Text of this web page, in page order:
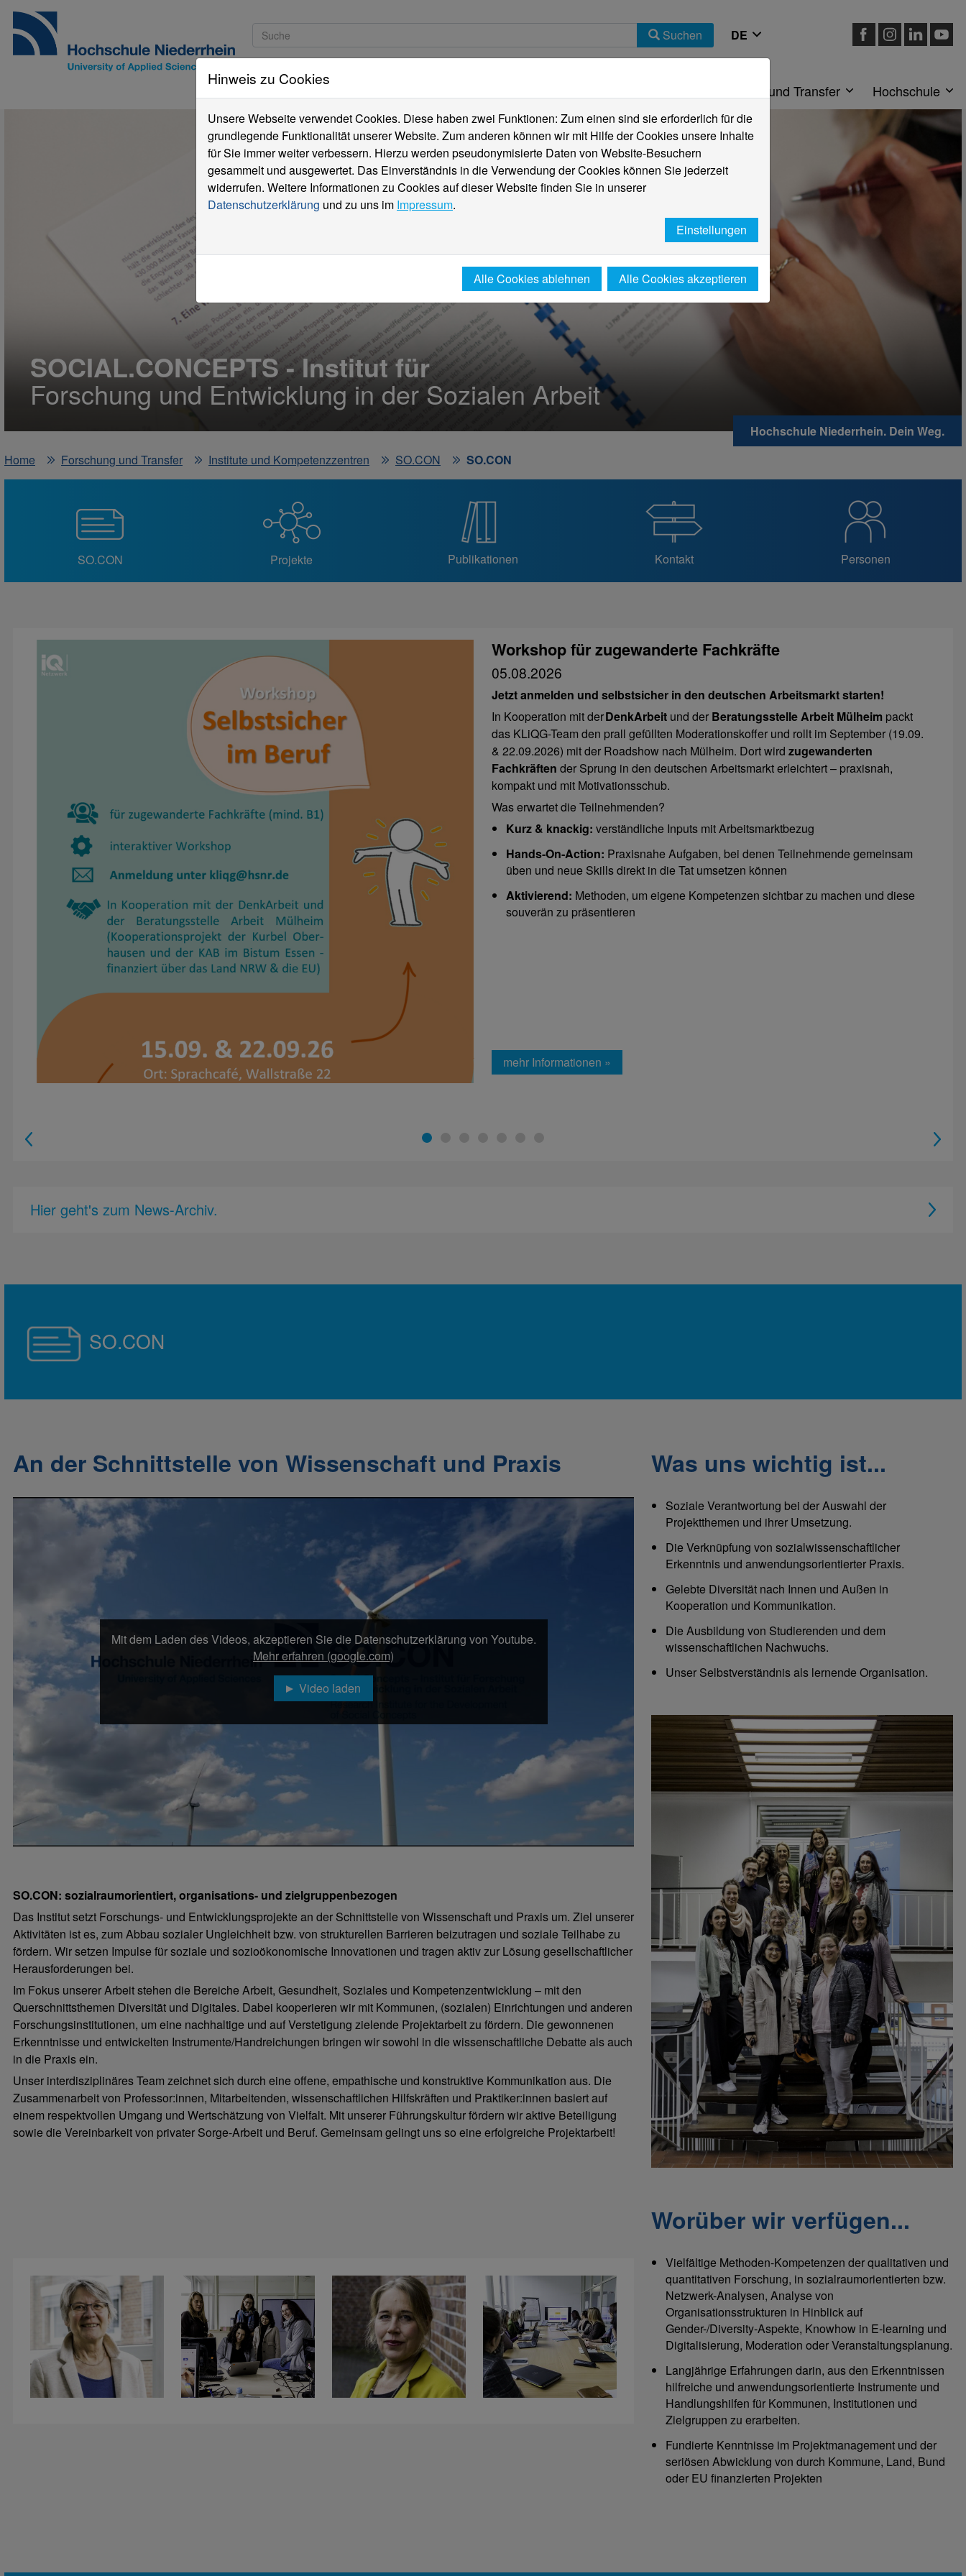
Suchen
Studieninteressierte Forschung und Transfer Hochschule
SOCIAL.CONCEPTS - Institut für
Forschung und Entwicklung in der Sozialen Arbeit
Hochschule Niederrhein. Dein Weg.
Home
Forschung und Transfer Institute und Kompetenzzentren SO.CON SO.CON
SO.CON Projekte Publikationen Kontakt Personen
Workshop für zugewanderte Fachkräfte
05.08.2026
Jetzt anmelden und selbstsicher in den deutschen Arbeitsmarkt starten!
In Kooperation mit derDenkArbeit und der Beratungsstelle Arbeit Mülheim packt
das KLiQG-Team den prall gefüllten Moderationskoffer und rollt im September (19.09.
& 22.09.2026) mit der Roadshow nach Mülheim. Dort wird zugewanderten
Fachkräften der Sprung in den deutschen Arbeitsmarkt erleichtert – praxisnah,
kompakt und mit Motivationsschub.
Was erwartet die Teilnehmenden?
Kurz & knackig: verständliche Inputs mit Arbeitsmarktbezug
Hands‑On‑Action: Praxisnahe Aufgaben, bei denen Teilnehmende gemeinsam
üben und neue Skills direkt in die Tat umsetzen können
Aktivierend: Methoden, um eigene Kompetenzen sichtbar zu machen und diese
souverän zu präsentieren
mehr Informationen »
1
Hier geht's zum News-Archiv.
SO.CON
An der Schnittstelle von Wissenschaft und Praxis
Mit dem Laden des Videos, akzeptieren Sie die Datenschutzerklärung von Youtube.
Mehr erfahren (google.com)
Video laden
SO.CON: sozialraumorientiert, organisations- und zielgruppenbezogen
Das Institut setzt Forschungs- und Entwicklungsprojekte an der Schnittstelle von Wissenschaft und Praxis um. Ziel unserer
Aktivitäten ist es, zum Abbau sozialer Ungleichheit bzw. von strukturellen Barrieren beizutragen und soziale Teilhabe zu
fördern. Wir setzen Impulse für soziale und sozioökonomische Innovationen und tragen aktiv zur Lösung gesellschaftlicher
Herausforderungen bei.
Im Fokus unserer Arbeit stehen die Bereiche Arbeit, Gesundheit, Soziales und Kompetenzentwicklung – mit den
Querschnittsthemen Diversität und Digitales. Dabei kooperieren wir mit Kommunen, (sozialen) Einrichtungen und anderen
Forschungsinstitutionen, um eine nachhaltige und auf Verstetigung zielende Projektarbeit zu fördern. Die gewonnenen
Erkenntnisse und entwickelten Instrumente/Handreichungen bringen wir sowohl in die wissenschaftliche Debatte als auch
in die Praxis ein.
Unser interdisziplinäres Team zeichnet sich durch eine offene, empathische und konstruktive Kommunikation aus. Die
Zusammenarbeit von Professor:innen, Mitarbeitenden, wissenschaftlichen Hilfskräften und Praktiker:innen basiert auf
einem respektvollen Umgang und Wertschätzung von Vielfalt. Mit unserer Führungskultur fördern wir aktive Beteiligung
sowie die Vereinbarkeit von privater Sorge-Arbeit und Beruf. Gemeinsam gelingt uns so eine erfolgreiche Projektarbeit!
Was uns wichtig ist...
Soziale Verantwortung bei der Auswahl der
Projektthemen und ihrer Umsetzung.
Die Verknüpfung von sozialwissenschaftlicher
Erkenntnis und anwendungsorientierter Praxis.
Gelebte Diversität nach Innen und Außen in
Kooperation und Kommunikation.
Die Ausbildung von Studierenden und dem
wissenschaftlichen Nachwuchs.
Unser Selbstverständnis als lernende Organisation.
Worüber wir verfügen...
Vielfältige Methoden-Kompetenzen der qualitativen und
quantitativen Forschung, in sozialraumorientierten bzw.
Netzwerk-Analysen, Analyse von
Organisationsstrukturen in Hinblick auf
Gender-/Diversity-Aspekte, Knowhow in E-learning und
Digitalisierung, Moderation oder Veranstaltungsplanung.
Langjährige Erfahrungen darin, aus den Erkenntnissen
hilfreiche und anwendungsorientierte Instrumente und
Handlungshilfen für Kommunen, Institutionen und
Zielgruppen zu erarbeiten.
Fundierte Kenntnisse im Projektmanagement und der
seriösen Abwicklung von durch Kommune, Land, Bund
oder EU finanzierten Projekten
Hinweis zu Cookies
Unsere Webseite verwendet Cookies. Diese haben zwei Funktionen: Zum einen sind sie erforderlich für die
grundlegende Funktionalität unserer Website. Zum anderen können wir mit Hilfe der Cookies unsere Inhalte
für Sie immer weiter verbessern. Hierzu werden pseudonymisierte Daten von Website-Besuchern
gesammelt und ausgewertet. Das Einverständnis in die Verwendung der Cookies können Sie jederzeit
widerrufen. Weitere Informationen zu Cookies auf dieser Website finden Sie in unserer
Datenschutzerklärung und zu uns im Impressum.
Einstellungen
Alle Cookies ablehnen Alle Cookies akzeptieren